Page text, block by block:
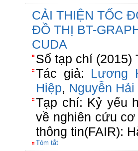
CẢI THIỆN TỐC
ĐỒ THỊ BT-
CUDA
Số tạp chí (2015)
Tác giả: Lương
Hiệp, Nguyễn Hải
Tạp chí: Kỷ yếu
về nghiên cứu
thông tin(FAIR):
Tóm tắt